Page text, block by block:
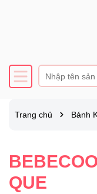
Trang chủ Bánh
QUE